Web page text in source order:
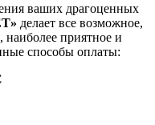
ваших драгоценных
делает все возможное,
наиболее приятное и
способы оплаты: